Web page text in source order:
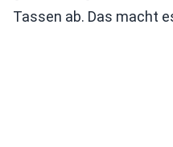
Tassen ab. Das macht